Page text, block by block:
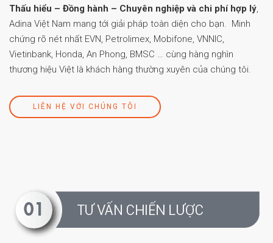
Thấu hiểu – Đồng hành – Chuyên nghiệp và chi phí hợp lý,
Adina Việt Nam mang tới giải pháp toàn diện cho bạn. Minh
chứng rõ nét nhất EVN, Petrolimex, Mobifone, VNNIC,
Vietinbank, Honda, An Phong, BMSC … cùng hàng nghìn
thương hiệu Việt là khách hàng thường xuyên của chúng tôi.
LIÊN HỆ VỚI CHÚNG TÔI